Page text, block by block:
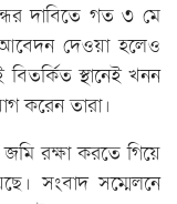
দাবিতে গত ৩ মে
আবেদন দেওয়া হলেও
স্থানেই খনন
করেন তারা।
রক্ষা করতে গিয়ে
সংবাদ সম্মেলনে